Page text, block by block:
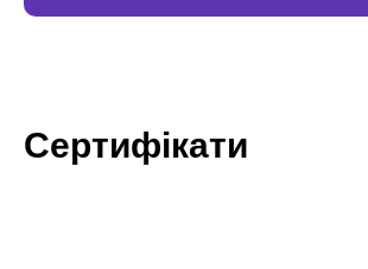
Сертифікати